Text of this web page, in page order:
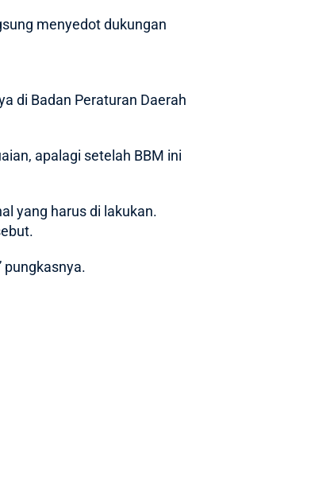
menyedot dukungan
di Badan Peraturan Daerah
apalagi setelah BBM ini
yang harus di lakukan.
pungkasnya.